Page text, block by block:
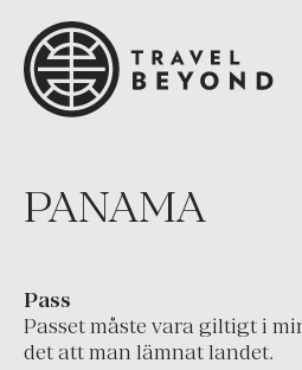
Peru
Uruguay
USA
Västindien
Cypern
England
PANAMA
Pass
Passet måste vara giltigt i
det att man lämnat landet.